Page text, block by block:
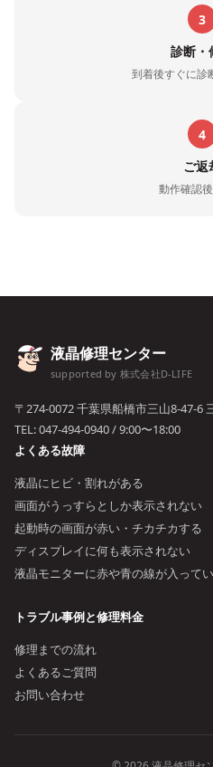
3
診断・
到着後すぐに診
4
ご返
動作確認
液晶修理センター
supported by 株式会社D-LIFE
〒274-0072 千葉県船橋市三山8-47-6
TEL:047-494-0940/ 9:00〜18:00
よくある故障
液晶にヒビ・割れがある
画面がうっすらとしか表示されない
起動時の画面が赤い・チカチカする
ディスプレイに何も表示されない
液晶モニターに赤や青の線が入って
トラブル事例と修理料金
修理までの流れ
よくあるご質問
お問い合わせ